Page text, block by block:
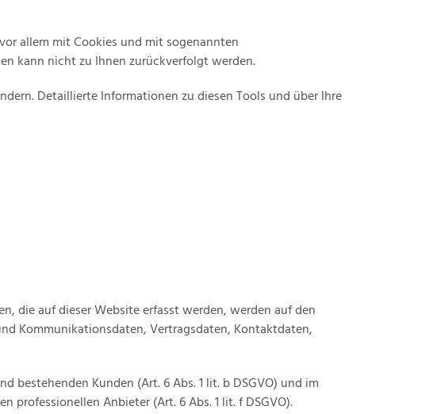
allem mit Cookies und mit sogenannten
kann nicht zu Ihnen zurückverfolgt werden.
Detaillierte Informationen zu diesen Tools und über Ihre
die auf dieser Website erfasst werden, werden auf den
Kommunikationsdaten, Vertragsdaten, Kontaktdaten,
bestehenden Kunden (Art. 6 Abs. 1 lit. b DSGVO) und im
professionellen Anbieter (Art. 6 Abs. 1 lit. f DSGVO).